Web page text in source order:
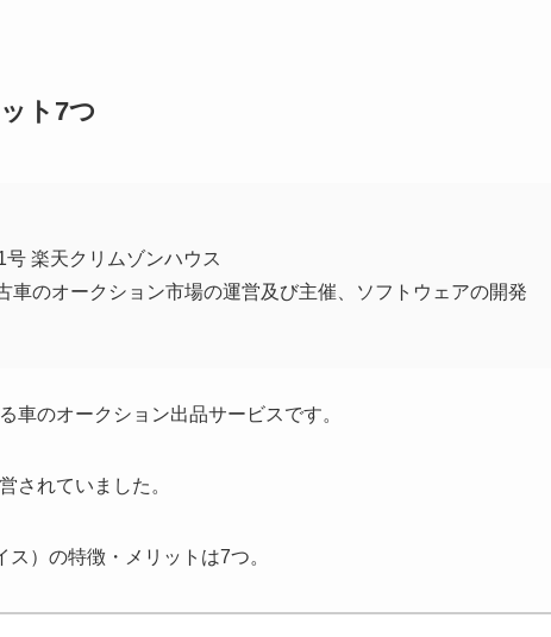
ト7つ
楽天クリムゾンハウス
車のオークション市場の運営及び主催、ソフトウェアの開発
車のオークション出品サービスです。
されていました。
）の特徴・メリットは7つ。